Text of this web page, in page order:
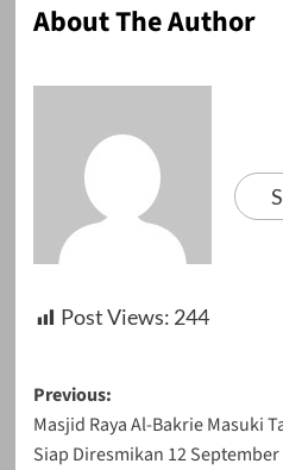
About The Author
Post Views: 244
Post
navigation
Previous:
Masjid Raya Al-Bakrie Masuki
Siap Diresmikan 12 September